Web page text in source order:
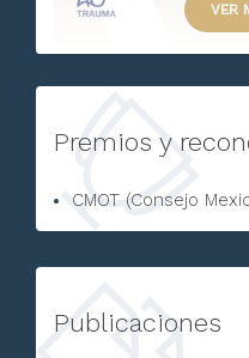
VER
Premios y
CMOT (Consejo
Publicaciones